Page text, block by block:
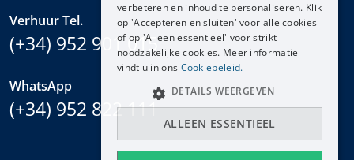
Verhuur Tel.
(+34) 952 901 015
WhatsApp
(+34) 952 822 111
FRANÇAIS
verbeteren en inhoud te personaliseren. Klik
op 'Accepteren en sluiten' voor alle cookies
of op 'Alleen essentieel' voor strikt
noodzakelijke cookies. Meer informatie
vindt u in ons Cookiebeleid.
ALLEEN ESSENTIEEL
DETAILS WEERGEVEN